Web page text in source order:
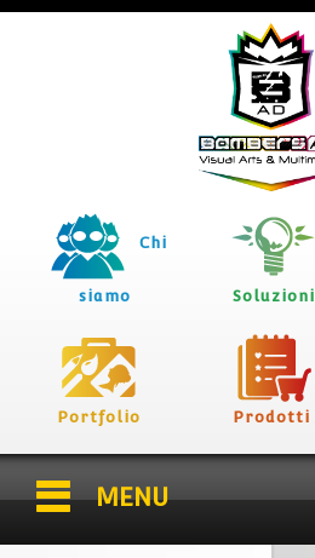
Chi
siamo Soluzioni
Portfolio Prodotti
MENU